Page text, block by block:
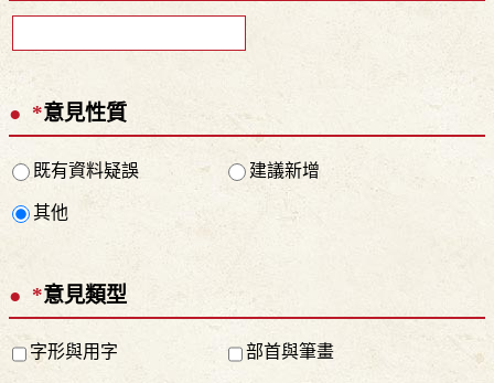
*意見性質
既有資料疑誤 建議新增
其他
*意見類型
字形與用字 部首與筆畫